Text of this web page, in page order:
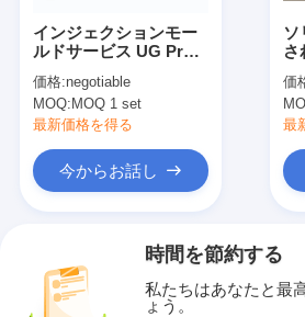
インジェクションモー
ルドサービス UG Pro/E
用したカスタムモール
ドデザイン
価格:negotiable
MOQ:MOQ 1 set
最新価格を得る
今からお話し
ソ
さ
航
価
最
時間を節約する
私たちはあなたと最
ょう。